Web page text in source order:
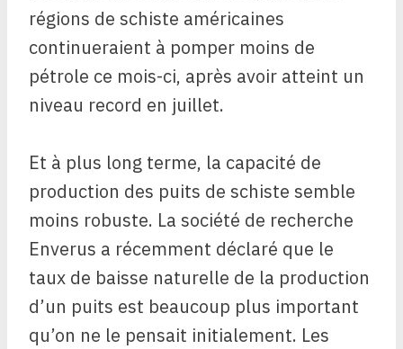
régions de schiste américaines
continueraient à pomper moins de
pétrole ce mois-ci, après avoir atteint un
niveau record en juillet.
Et à plus long terme, la capacité de
production des puits de schiste semble
moins robuste. La société de recherche
Enverus a récemment déclaré que le
taux de baisse naturelle de la production
d’un puits est beaucoup plus important
qu’on ne le pensait initialement. Les